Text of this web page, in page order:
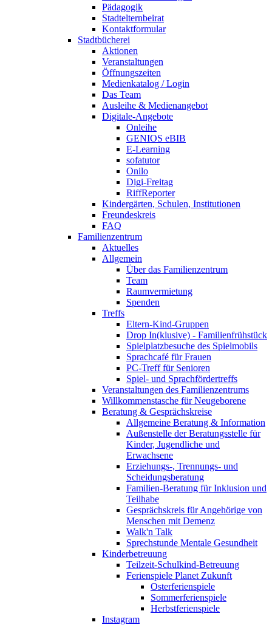
Pädagogik
Stadtelternbeirat
Kontaktformular
Stadtbücherei
Aktionen
Veranstaltungen
Öffnungszeiten
Medienkatalog / Login
Das Team
Ausleihe & Medienangebot
Digitale-Angebote
Onleihe
GENIOS eBIB
E-Learning
sofatutor
Onilo
Digi-Freitag
RiffReporter
Kindergärten, Schulen, Institutionen
Freundeskreis
FAQ
Familienzentrum
Aktuelles
Allgemein
Über das Familienzentrum
Team
Raumvermietung
Spenden
Treffs
Eltern-Kind-Gruppen
Drop In(klusive) - Familienfrühstück
Spielplatzbesuche des Spielmobils
Sprachcafé für Frauen
PC-Treff für Senioren
Spiel- und Sprachfördertreffs
Veranstaltungen des Familienzentrums
Willkommenstasche für Neugeborene
Beratung & Gesprächskreise
Allgemeine Beratung & Information
Außenstelle der Beratungsstelle für
Kinder, Jugendliche und
Erwachsene
Erziehungs-, Trennungs- und
Scheidungsberatung
Familien-Beratung für Inklusion und
Teilhabe
Gesprächskreis für Angehörige von
Menschen mit Demenz
Walk'n Talk
Sprechstunde Mentale Gesundheit
Kinderbetreuung
Teilzeit-Schulkind-Betreuung
Ferienspiele Planet Zukunft
Osterferienspiele
Sommerferienspiele
Herbstferienspiele
Instagram